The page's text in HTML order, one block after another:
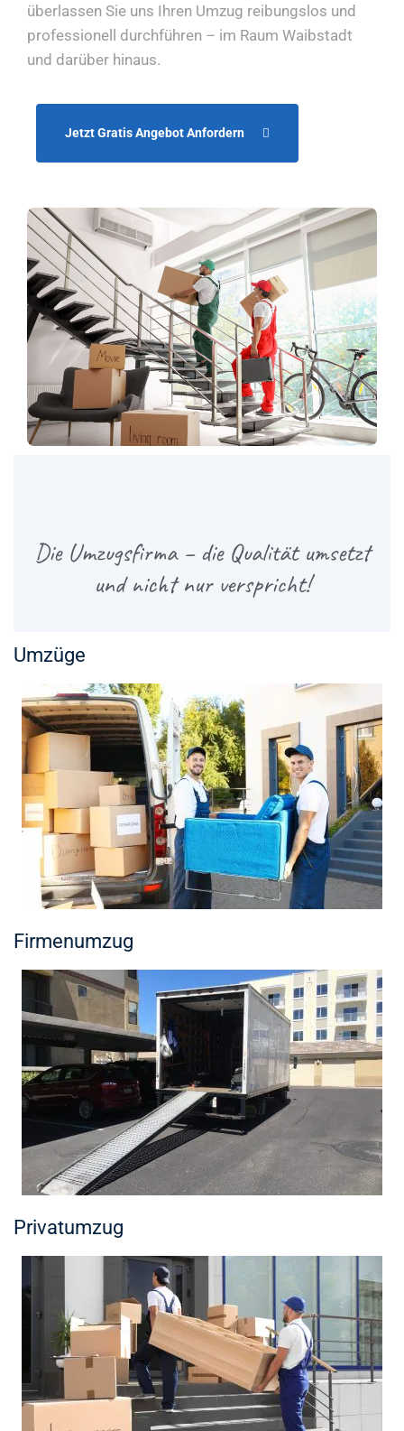
überlassen Sie uns Ihren Umzug reibungslos und
professionell durchführen – im Raum Waibstadt
und darüber hinaus.
Jetzt Gratis Angebot Anfordern
Die Umzugsfirma – die Qualität umsetzt
und nicht nur verspricht!
Umzüge
Firmenumzug
Privatumzug